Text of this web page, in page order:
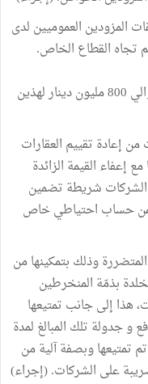
العموميين لدى
تجاه القطاع الخاص.
وسيتمّ للغرض رصد اعتمادات تكميليّة بحوالي 800 مليون دينار لهذين
إعادة تقييم العقارات
إعفاء القيمة الزائدة
الشركات شريطة تضمين
ضمن حساب احتياطي خاص
وذلك بتمكينها من
بذمّة المنخرطين
لسنة 2019 من 5 إلى7سنوات، هذا إلى جانب تمتيعها
و جدولة تلك المبالغ لمدة
تم تمتيعها وبصفة آلية من
على الشركات. (إجراء)